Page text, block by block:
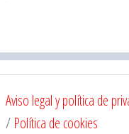
Aviso legal y política de
/ Política de cookies